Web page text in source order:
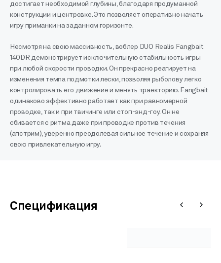
достигает необходимой глубины, благодаря продуманной
конструкции и центровке. Это позволяет оперативно начать
игру приманки на заданном горизонте.
Несмотря на свою массивность, воблер DUO Realis Fangbait
140DR демонстрирует исключительную стабильность игры
при любой скорости проводки. Он прекрасно реагирует на
изменения темпа подмотки лески, позволяя рыболову легко
контролировать его движение и менять траекторию. Fangbait
одинаково эффективно работает как при равномерной
проводке, так и при твичинге или стоп-энд-гоу. Он не
сбивается с ритма даже при проводке против течения
(апстрим), уверенно преодолевая сильное течение и сохраняя
свою привлекательную игру.
Спецификация